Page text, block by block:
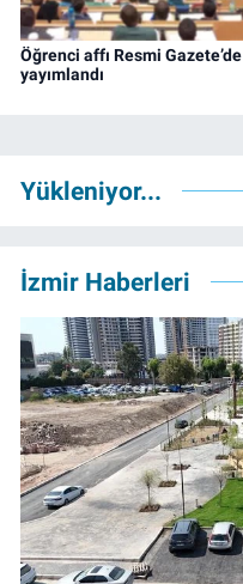
Öğrenci affı Resmi Gazete’de
yayımlandı
Yükleniyor...
İzmir Haberleri